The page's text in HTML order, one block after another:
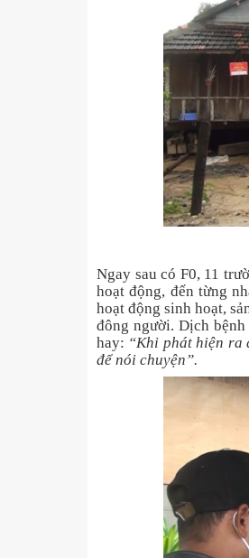
Ngay sau có F0, 11
hoạt động, đến từng
hoạt động sinh hoạt,
đông người. Dịch
hay: “Khi phát hiện ra
để nói chuyện”.